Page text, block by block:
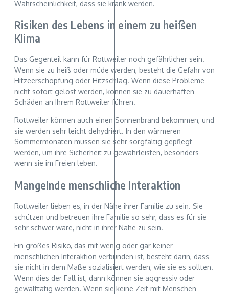
Wahrscheinlichkeit, dass sie krank werden.
Risiken des Lebens in einem zu heißen
Klima
Das Gegenteil kann für Rottweiler noch gefährlicher sein.
Wenn sie zu heiß oder müde werden, besteht die Gefahr von
Hitzeerschöpfung oder Hitzschlag. Wenn diese Probleme
nicht sofort gelöst werden, können sie zu dauerhaften
Schäden an Ihrem Rottweiler führen.
Rottweiler können auch einen Sonnenbrand bekommen, und
sie werden sehr leicht dehydriert. In den wärmeren
Sommermonaten müssen sie sehr sorgfältig gepflegt
werden, um ihre Sicherheit zu gewährleisten, besonders
wenn sie im Freien leben.
Mangelnde menschliche Interaktion
Rottweiler lieben es, in der Nähe ihrer Familie zu sein. Sie
schützen und betreuen ihre Familie so sehr, dass es für sie
sehr schwer wäre, nicht in ihrer Nähe zu sein.
Ein großes Risiko, das mit wenig oder gar keiner
menschlichen Interaktion verbunden ist, besteht darin, dass
sie nicht in dem Maße sozialisiert werden, wie sie es sollten.
Wenn dies der Fall ist, dann können sie aggressiv oder
gewalttätig werden. Wenn sie keine Zeit mit Menschen